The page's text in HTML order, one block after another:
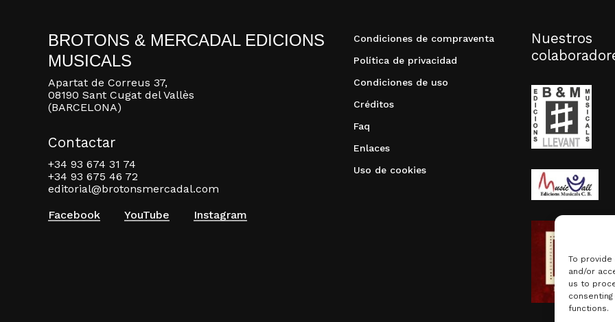
To
and/or
us to
functions.
BROTONS & MERCADAL EDICIONS
MUSICALS
Apartat de Correus 37,
08190 Sant Cugat del Vallès
(BARCELONA)
Contactar
+34 93 674 31 74
+34 93 675 46 72
editorial@brotonsmercadal.com
Facebook
YouTube Instagram
Condiciones de compraventa
Política de privacidad
Condiciones de uso
Créditos
Faq
Enlaces
Uso de cookies
Nuestros